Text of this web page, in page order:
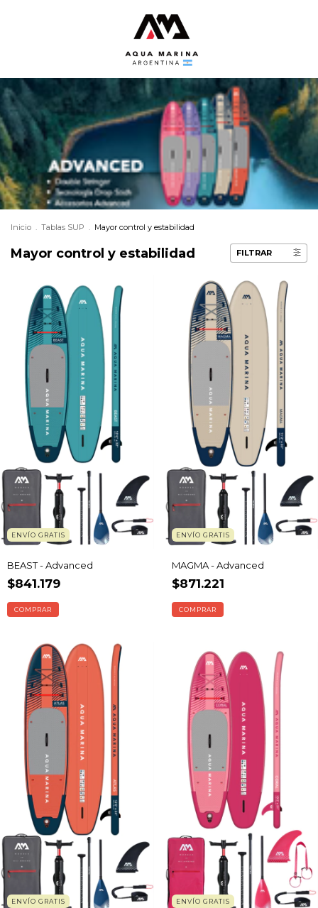
Inicio . Tablas SUP . Mayor control y estabilidad
Mayor control y estabilidad FILTRAR
ENVÍO GRATIS
BEAST - Advanced
$841.179
COMPRAR
ENVÍO GRATIS
MAGMA - Advanced
$871.221
COMPRAR
ENVÍO GRATIS ENVÍO GRATIS